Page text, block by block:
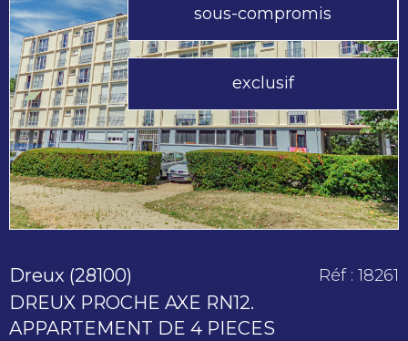
sous-compromis
exclusif
voir le
bien
Dreux (28100)
DREUX PROCHE AXE RN12.
APPARTEMENT DE 4 PIECES
Réf : 18261